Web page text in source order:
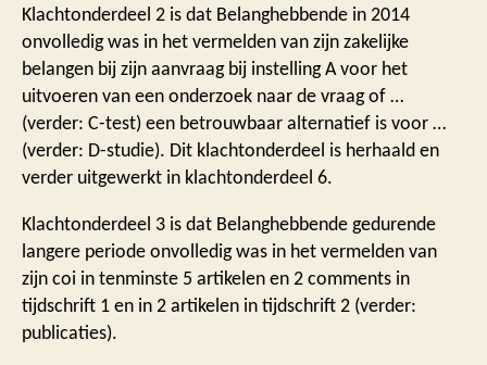
Klachtonderdeel 2 is dat Belanghebbende in 2014
onvolledig was in het vermelden van zijn zakelijke
belangen bij zijn aanvraag bij instelling A voor het
uitvoeren van een onderzoek naar de vraag of …
(verder: C-test) een betrouwbaar alternatief is voor …
(verder: D-studie). Dit klachtonderdeel is herhaald en
verder uitgewerkt in klachtonderdeel 6.
Klachtonderdeel 3 is dat Belanghebbende gedurende
langere periode onvolledig was in het vermelden van
zijn coi in tenminste 5 artikelen en 2 comments in
tijdschrift 1 en in 2 artikelen in tijdschrift 2 (verder:
publicaties).